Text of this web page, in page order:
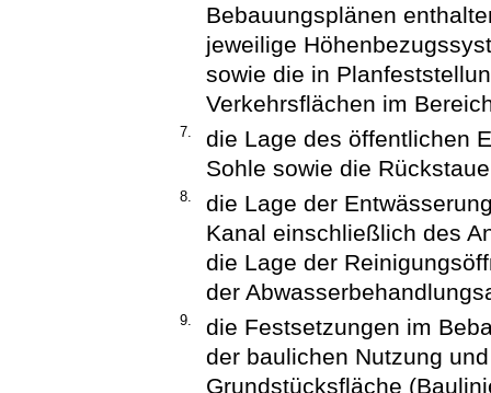
Bebauungsplänen
jeweilige
sowie die in
Verkehrsflächen im
7.
die Lage des öffentlichen
Sohle sowie die
8.
die Lage der
Kanal einschließlich des
die Lage der
der
9.
die Festsetzungen im
der baulichen Nutzung
Grundstücksfläche